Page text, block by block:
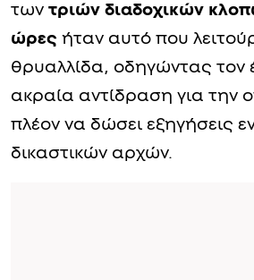
των τριών διαδοχικών
ώρες ήταν αυτό που
θρυαλλίδα, οδηγώντας τον
ακραία αντίδραση για την
πλέον να δώσει εξηγήσεις
δικαστικών αρχών.